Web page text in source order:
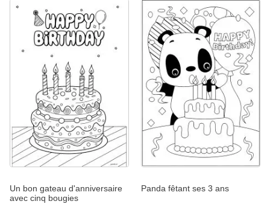
Un bon gateau d'anniversaire
avec cinq bougies
Panda fêtant ses 3 ans